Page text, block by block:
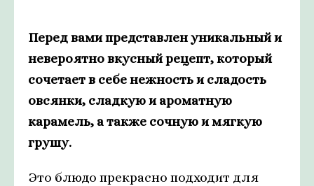
Перед вами представлен уникальный и
невероятно вкусный рецепт, который
сочетает в себе нежность и сладость
овсянки, сладкую и ароматную
карамель, а также сочную и мягкую
грушу.
Это блюдо прекрасно подходит для